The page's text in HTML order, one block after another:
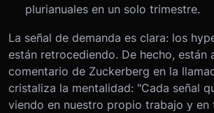
plurianuales en un solo trimestre.
La señal de demanda es clara: los
están retrocediendo. De hecho, están
comentario de Zuckerberg en la
cristaliza la mentalidad: "Cada señal
viendo en nuestro propio trabajo y en